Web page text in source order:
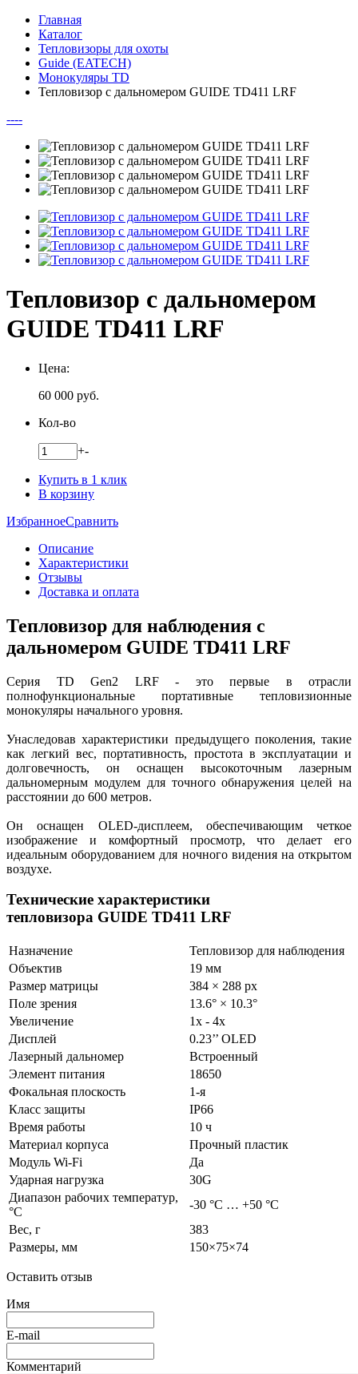
Главная
Каталог
Тепловизоры для охоты
Guide (EATECH)
Монокуляры TD
Тепловизор с дальномером GUIDE TD411 LRF
----
Тепловизор с дальномером
GUIDE TD411 LRF
Цена:
60 000 руб.
Кол-во
+-
Купить в 1 клик
В корзину
ИзбранноеСравнить
Описание
Характеристики
Отзывы
Доставка и оплата
Тепловизор для наблюдения с
дальномером GUIDE TD411 LRF
Серия TD Gen2 LRF - это первые в отрасли
полнофункциональные портативные тепловизионные
монокуляры начального уровня.
Унаследовав характеристики предыдущего поколения, такие
как легкий вес, портативность, простота в эксплуатации и
долговечность, он оснащен высокоточным лазерным
дальномерным модулем для точного обнаружения целей на
расстоянии до 600 метров.
Он оснащен OLED-дисплеем, обеспечивающим четкое
изображение и комфортный просмотр, что делает его
идеальным оборудованием для ночного видения на открытом
воздухе.
Технические характеристики
тепловизора GUIDE TD411 LRF
Назначение
Тепловизор для наблюдения
Объектив
19 мм
Размер матрицы
384 × 288 px
Поле зрения
13.6° × 10.3°
Увеличение
1х - 4х
Дисплей
0.23’’ OLED
Лазерный дальномер
Встроенный
Элемент питания
18650
Фокальная плоскость
1-я
Класс защиты
IP66
Время работы
10 ч
Материал корпуса
Прочный пластик
Модуль Wi-Fi
Да
Ударная нагрузка
30G
Диапазон рабочих температур,
°C
-30 °C … +50 °C
Вес, г
383
Размеры, мм
150×75×74
Оставить отзыв
Имя
E-mail
Комментарий